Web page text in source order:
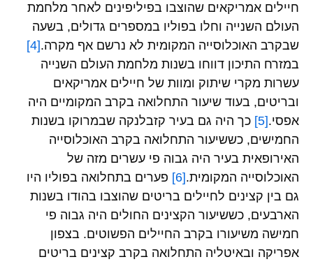
חיילים אמריקאים שהוצבו בפיליפינים לאחר מלחמת
העולם השנייה וחלו בפוליו במספרים גדולים, בשעה
שבקרב האוכלוסייה המקומית לא נרשם אף מקרה.[4]
במזרח התיכון דווחו בשנות מלחמת העולם השנייה
עשרות מקרי שיתוק ומוות של חיילים אמריקאים
ובריטים, בעוד שיעור התחלואה בקרב המקומיים היה
אפסי.[5]
כך היה גם בעיר קזבלנקה שבמרוקו בשנות
החמישים, כששיעור התחלואה בקרב האוכלוסייה
האירופאית בעיר היה גבוה פי עשרים מזה של
האוכלוסייה המקומית.[6]
פערים בתחלואה בפוליו היו
גם בין קצינים לחיילים בריטים שהוצבו בהודו בשנות
הארבעים, כששיעור הקצינים החולים היה גבוה פי
חמישה משיעורו בקרב החיילים הפשוטים. בצפון
אפריקה ובאיטליה התחלואה בקרב קצינים בריטים